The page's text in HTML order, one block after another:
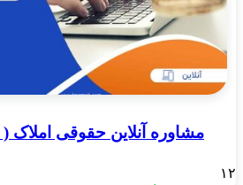
مشاوره آنلاین حقوقی املاک ( ۳۰ دقیقه ای ) 💻
۱۲